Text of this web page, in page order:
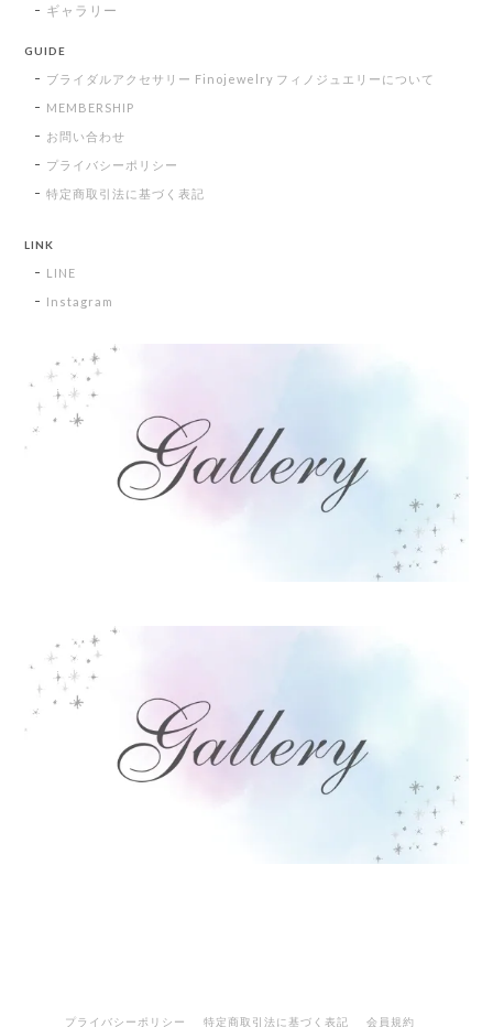
ギャラリー
GUIDE
ブライダルアクセサリー Finojewelry フィノジュエリーについて
MEMBERSHIP
お問い合わせ
プライバシーポリシー
特定商取引法に基づく表記
LINK
LINE
Instagram
プライバシーポリシー 特定商取引法に基づく表記 会員規約